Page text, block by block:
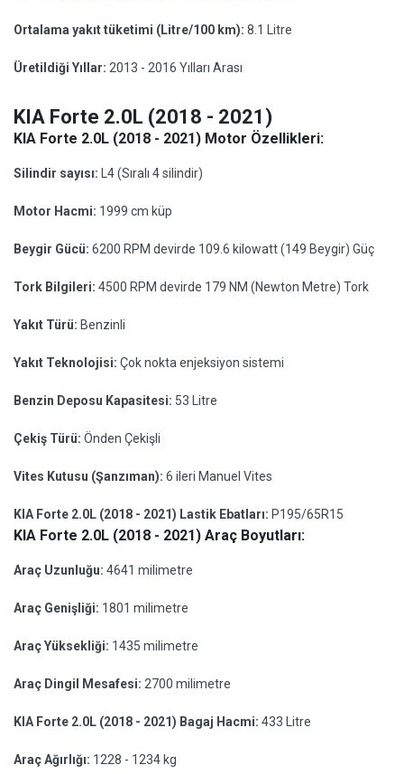
Ortalama yakıt tüketimi (Litre/100 km): 8.1 Litre
Üretildiği Yıllar: 2013 - 2016 Yılları Arası
KIA Forte 2.0L (2018 - 2021)
KIA Forte 2.0L (2018 - 2021) Motor Özellikleri:
Silindir sayısı: L4 (Sıralı 4 silindir)
Motor Hacmi: 1999 cm küp
Beygir Gücü: 6200 RPM devirde 109.6 kilowatt (149 Beygir) Güç
Tork Bilgileri: 4500 RPM devirde 179 NM (Newton Metre) Tork
Yakıt Türü: Benzinli
Yakıt Teknolojisi: Çok nokta enjeksiyon sistemi
Benzin Deposu Kapasitesi: 53 Litre
Çekiş Türü: Önden Çekişli
Vites Kutusu (Şanzıman): 6 ileri Manuel Vites
KIA Forte 2.0L (2018 - 2021) Lastik Ebatları: P195/65R15
KIA Forte 2.0L (2018 - 2021) Araç Boyutları:
Araç Uzunluğu: 4641 milimetre
Araç Genişliği: 1801 milimetre
Araç Yüksekliği: 1435 milimetre
Araç Dingil Mesafesi: 2700 milimetre
KIA Forte 2.0L (2018 - 2021) Bagaj Hacmi: 433 Litre
Araç Ağırlığı: 1228 - 1234 kg